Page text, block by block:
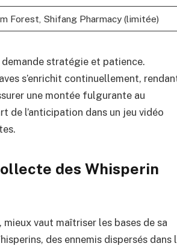
Forest, Shifang Pharmacy (limitée)
stratégie et patience.
s’enrichit continuellement,
une montée fulgurante au
de l’anticipation dans un jeu vidéo
des Whisperin
mieux vaut maîtriser les bases de sa
des ennemis dispersés dans